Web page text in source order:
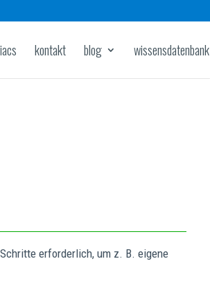
kontakt blog wissensdatenbank
erforderlich, um z. B. eigene